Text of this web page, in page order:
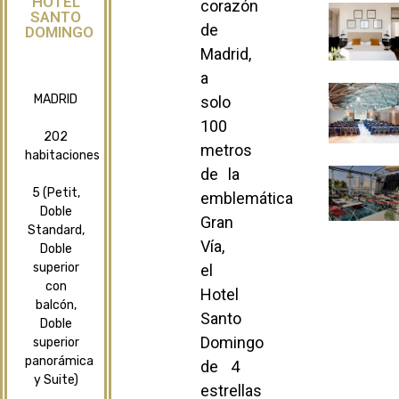
SANTO
DOMINGO
MADRID
202
habitaciones
5 (Petit,
Doble
Standard,
Doble
superior
con
balcón,
Doble
superior
panorámica
y Suite)
corazón
de
Madrid,
a
solo
100
metros
de la
emblemática
Gran
Vía,
el
Hotel
Santo
Domingo
de 4
estrellas